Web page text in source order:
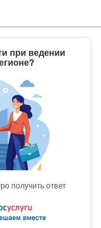
при ведении
получить ответ